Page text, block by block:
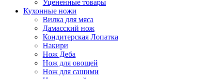
Уцененные товары
Кухонные ножи
Вилка для мяса
Дамасский нож
Кондитерская Лопатка
Накири
Нож Деба
Нож для овощей
Нож для сашими